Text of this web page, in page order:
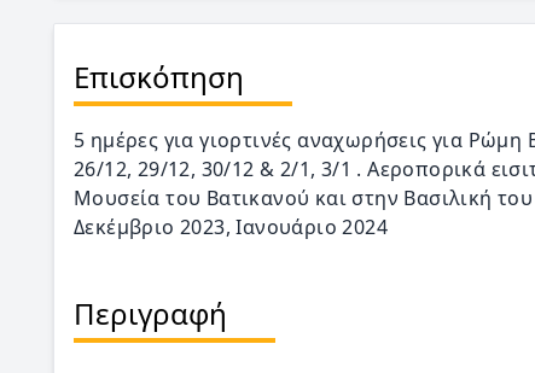
Επισκόπηση
5 ημέρες για γιορτινές αναχωρήσεις για
26/12, 29/12, 30/12 & 2/1, 3/1 . Αεροπορικά
Μουσεία του Βατικανού και στην Βασιλική
Δεκέμβριο 2023, Ιανουάριο 2024
Περιγραφή